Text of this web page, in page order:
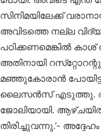
സിനിമയിലേക്ക്
അവിടത്തെ നല്ല
പഠിക്കണമെങ്കിൽ
അതിനായി
മഞ്ഞുകോരാൻ
ലൈസൻസ് എടുത്തു.
ജോലിയായി.
തിരിച്ചുവന്നു.’-